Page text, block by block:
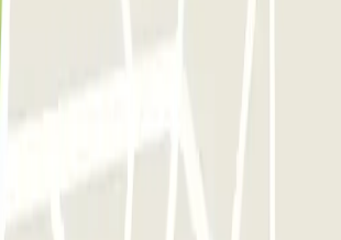
podrás entrar y salir del parking todas